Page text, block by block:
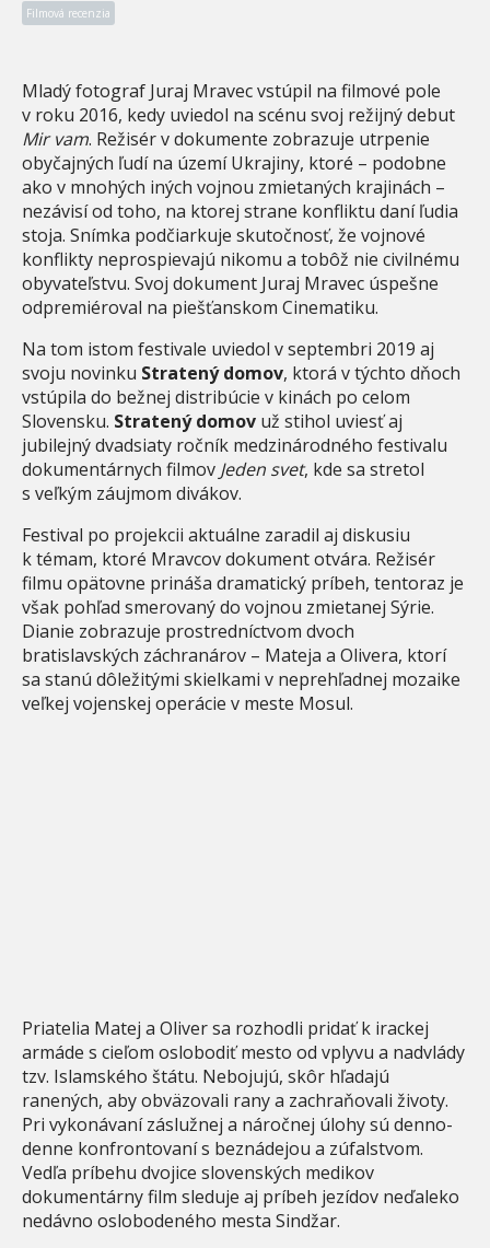
Filmová recenzia
Mladý fotograf Juraj Mravec vstúpil na filmové pole
v roku 2016, kedy uviedol na scénu svoj režijný debut
Mir vam. Režisér v dokumente zobrazuje utrpenie
obyčajných ľudí na území Ukrajiny, ktoré – podobne
ako v mnohých iných vojnou zmietaných krajinách –
nezávisí od toho, na ktorej strane konfliktu daní ľudia
stoja. Snímka podčiarkuje skutočnosť, že vojnové
konflikty neprospievajú nikomu a tobôž nie civilnému
obyvateľstvu. Svoj dokument Juraj Mravec úspešne
odpremiéroval na piešťanskom Cinematiku.
Na tom istom festivale uviedol v septembri 2019 aj
svoju novinku Stratený domov, ktorá v týchto dňoch
vstúpila do bežnej distribúcie v kinách po celom
Slovensku. Stratený domov už stihol uviesť aj
jubilejný dvadsiaty ročník medzinárodného festivalu
dokumentárnych filmov Jeden svet, kde sa stretol
s veľkým záujmom divákov.
Festival po projekcii aktuálne zaradil aj diskusiu
k témam, ktoré Mravcov dokument otvára. Režisér
filmu opätovne prináša dramatický príbeh, tentoraz je
však pohľad smerovaný do vojnou zmietanej Sýrie.
Dianie zobrazuje prostredníctvom dvoch
bratislavských záchranárov – Mateja a Olivera, ktorí
sa stanú dôležitými skielkami v neprehľadnej mozaike
veľkej vojenskej operácie v meste Mosul.
Priatelia Matej a Oliver sa rozhodli pridať k irackej
armáde s cieľom oslobodiť mesto od vplyvu a nadvlády
tzv. Islamského štátu. Nebojujú, skôr hľadajú
ranených, aby obväzovali rany a zachraňovali životy.
Pri vykonávaní záslužnej a náročnej úlohy sú denno-
denne konfrontovaní s beznádejou a zúfalstvom.
Vedľa príbehu dvojice slovenských medikov
dokumentárny film sleduje aj príbeh jezídov neďaleko
nedávno oslobodeného mesta Sindžar.